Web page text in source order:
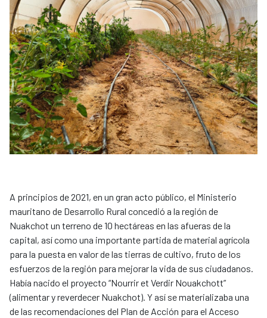
A principios de 2021, en un gran acto público, el Ministerio
mauritano de Desarrollo Rural concedió a la región de
Nuakchot un terreno de 10 hectáreas en las afueras de la
capital, así como una importante partida de material agrícola
para la puesta en valor de las tierras de cultivo, fruto de los
esfuerzos de la región para mejorar la vida de sus ciudadanos.
Había nacido el proyecto “Nourrir et Verdir Nouakchott”
(alimentar y reverdecer Nuakchot). Y así se materializaba una
de las recomendaciones del Plan de Acción para el Acceso